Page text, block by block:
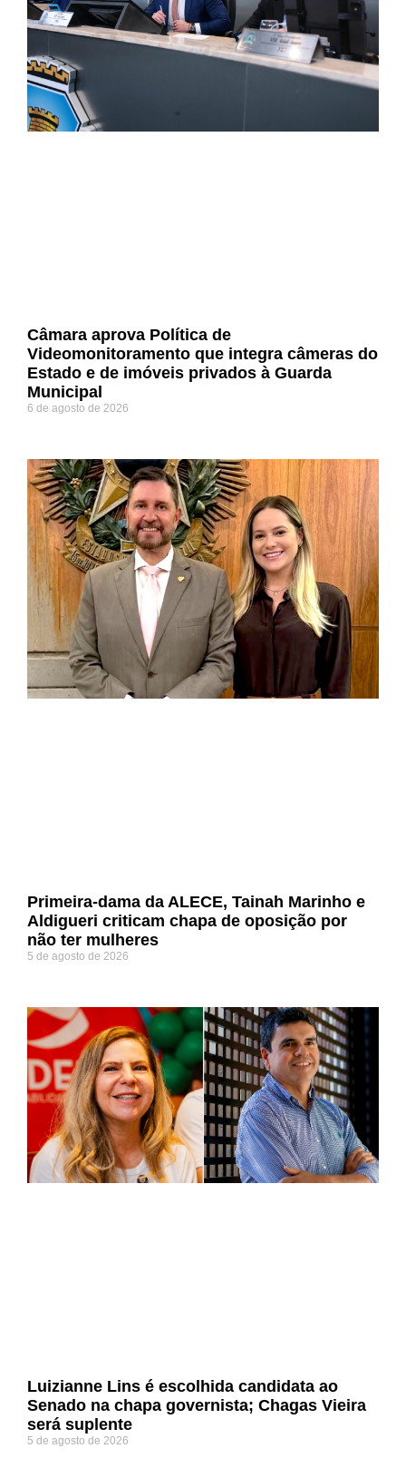
Câmara aprova Política de
Videomonitoramento que integra câmeras do
Estado e de imóveis privados à Guarda
Municipal
6 de agosto de 2026
Primeira-dama da ALECE, Tainah Marinho e
Aldigueri criticam chapa de oposição por
não ter mulheres
5 de agosto de 2026
Luizianne Lins é escolhida candidata ao
Senado na chapa governista; Chagas Vieira
será suplente
5 de agosto de 2026